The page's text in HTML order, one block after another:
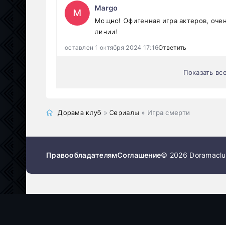
M Margo
Мощно! Офигенная игра актеров,
линии!
оставлен 1 октября 2024 17:16Ответить
Показать
Дорама клуб »Сериалы » Игра смерти
ПравообладателямСоглашение© 2026